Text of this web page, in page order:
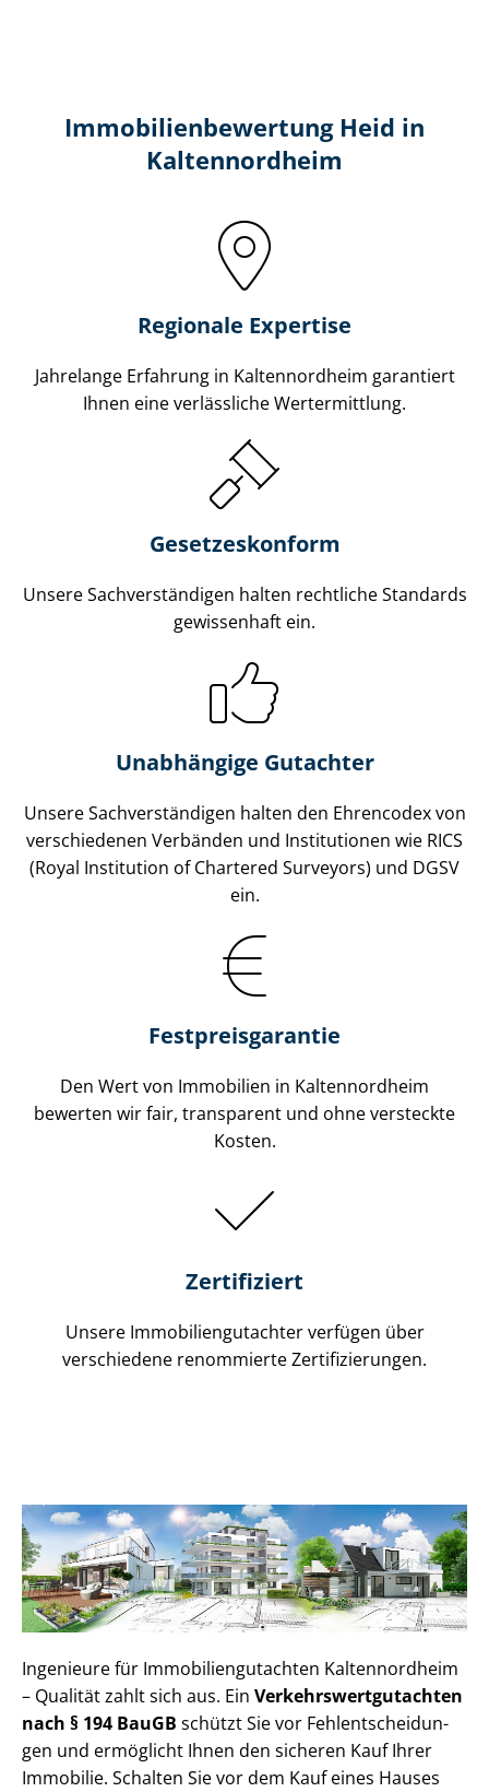
Immobilien­bewertung Heid in
Kaltennordheim
Regionale Expertise
Jahrelange Erfahrung in Kaltennordheim garantiert
Ihnen eine verlässliche Wertermittlung.
Gesetzes­konform
Unsere Sach­ver­stän­di­gen halten rechtliche Standards
gewissenhaft ein.
Unabhängige Gutachter
Unsere Sach­ver­stän­di­gen halten den Ehrencodex von
verschiedenen Verbänden und Institutionen wie RICS
(Royal Institution of Chartered Surveyors) und DGSV
ein.
Festpreis​garantie
Den Wert von Immobilien in Kaltennordheim
bewerten wir fair, transparent und ohne versteckte
Kosten.
Zertifiziert
Unsere Immobilien­gutachter verfügen über
verschiedene renommierte Zer­ti­fi­zie­run­gen.
Ingenieure für Im­mo­bi­li­en­gut­ach­ten Kaltennordheim
– Qualität zahlt sich aus. Ein Ver­kehrs­wert­gut­ach­ten
nach § 194 BauGB schützt Sie vor Fehl­ent­schei­dun­
gen und ermöglicht Ihnen den sicheren Kauf Ihrer
Immobilie. Schalten Sie vor dem Kauf eines Hauses